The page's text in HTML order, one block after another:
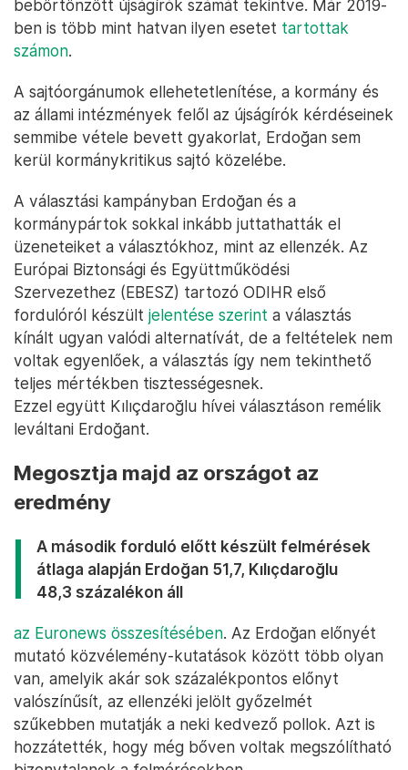
sajtó, amelynek nagy része a kormány befolyása
alatt áll. „Törökországban nem dolgozhat szabadon
a média. A hatalmon lévő párt dicsőítésének
kormánnyal kritikus, baloldali, szekuláris Cumhuriyet
lap ankarai részlegének vezetője. A lapnak is volt
több munkatársa, akit elítéltek, jellemzően
rágalmazás vádjával. A napokban hasonlóért
felfüggesztett börtönt kapott az isztambuli Birgün
lap újságírója is. Törökország már évekkel ezelőtt is
a listák elején állt nemzetközi szervezetek szerint a
bebörtönzött újságírók számát tekintve. Már 2019-
ben is több mint hatvan ilyen esetettartottak
számon.
A sajtóorgánumok ellehetetlenítése, a kormány és
az állami intézmények felől az újságírók kérdéseinek
semmibe vétele bevett gyakorlat, Erdoğan sem
kerül kormánykritikus sajtó közelébe.
kormánypártok sokkal inkább juttathatták el
üzeneteiket a választókhoz, mint az ellenzék. Az
Szervezethez (EBESZ) tartozó ODIHR első
fordulóról készültjelentése szerinta választás
kínált ugyan valódi alternatívát, de a feltételek nem
teljes mértékben tisztességesnek.
Ezzel együtt Kılıçdaroğlu hívei választáson remélik
leváltani Erdoğant.
Megosztja majd az országot az
eredmény